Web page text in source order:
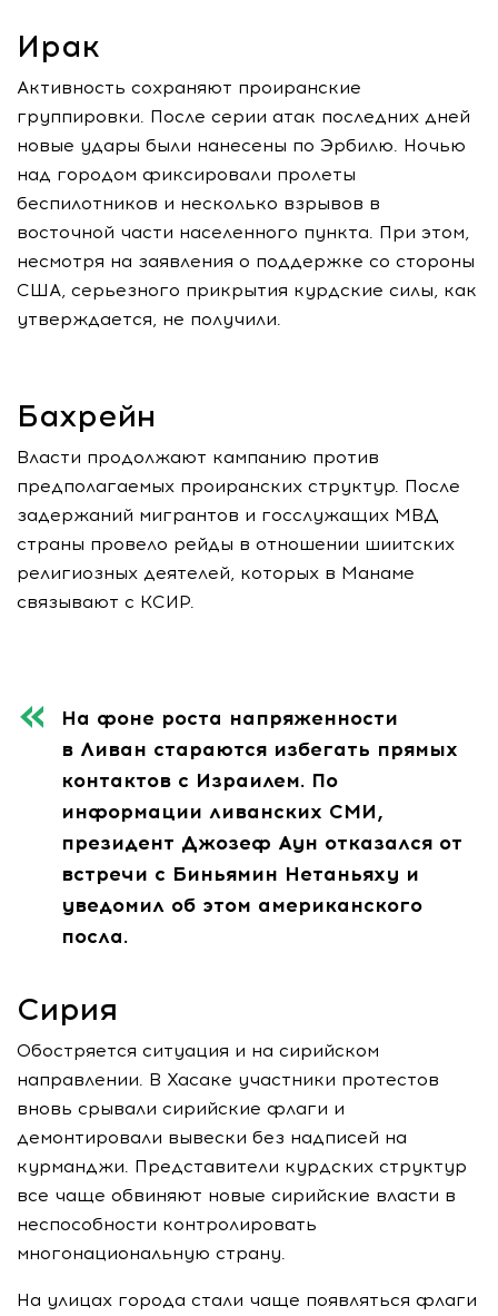
Ирак
Активность сохраняют проиранские
группировки. После серии атак последних дней
новые удары были нанесены по Эрбилю. Ночью
над городом фиксировали пролеты
беспилотников и несколько взрывов в
восточной части населенного пункта. При этом,
несмотря на заявления о поддержке со стороны
США, серьезного прикрытия курдские силы, как
утверждается, не получили.
Бахрейн
Власти продолжают кампанию против
предполагаемых проиранских структур. После
задержаний мигрантов и госслужащих МВД
страны провело рейды в отношении шиитских
религиозных деятелей, которых в Манаме
связывают с КСИР.
На фоне роста напряженности
в Ливан стараются избегать прямых
контактов с Израилем. По
информации ливанских СМИ,
президент Джозеф Аун отказался от
встречи с Биньямин Нетаньяху и
уведомил об этом американского
посла.
Сирия
Обостряется ситуация и на сирийском
направлении. В Хасаке участники протестов
вновь срывали сирийские флаги и
демонтировали вывески без надписей на
курманджи. Представители курдских структур
все чаще обвиняют новые сирийские власти в
неспособности контролировать
многонациональную страну.
На улицах города стали чаще появляться флаги